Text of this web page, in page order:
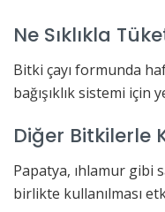
Ne Sıklıkla
Bitki çayı formunda
bağışıklık sistemi için
Diğer Bitkilerle
Papatya, ıhlamur gibi
birlikte kullanılması